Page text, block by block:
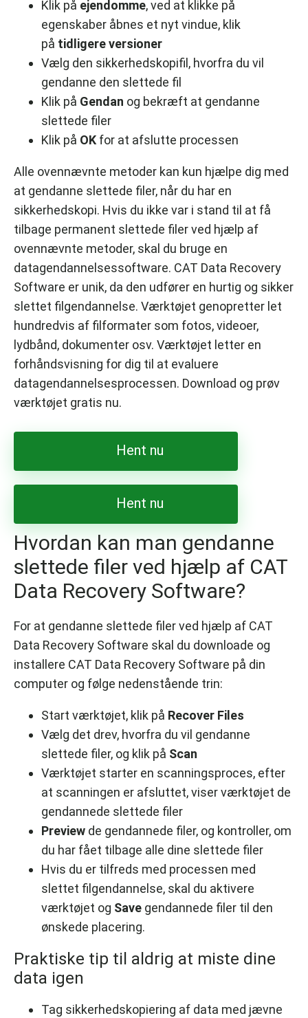
Klik på ejendomme, ved at klikke på
egenskaber åbnes et nyt vindue, klik
på tidligere versioner
Vælg den sikkerhedskopifil, hvorfra du vil
gendanne den slettede fil
Klik på Gendan og bekræft at gendanne
slettede filer
Klik på OK for at afslutte processen
Alle ovennævnte metoder kan kun hjælpe dig med
at gendanne slettede filer, når du har en
sikkerhedskopi. Hvis du ikke var i stand til at få
tilbage permanent slettede filer ved hjælp af
ovennævnte metoder, skal du bruge en
datagendannelsessoftware. CAT Data Recovery
Software er unik, da den udfører en hurtig og sikker
slettet filgendannelse. Værktøjet genopretter let
hundredvis af filformater som fotos, videoer,
lydbånd, dokumenter osv. Værktøjet letter en
forhåndsvisning for dig til at evaluere
datagendannelsesprocessen. Download og prøv
værktøjet gratis nu.
Hent nu
Hent nu
Hvordan kan man gendanne
slettede filer ved hjælp af CAT
Data Recovery Software?
For at gendanne slettede filer ved hjælp af CAT
Data Recovery Software skal du downloade og
installere CAT Data Recovery Software på din
computer og følge nedenstående trin:
Start værktøjet, klik på Recover Files
Vælg det drev, hvorfra du vil gendanne
slettede filer, og klik på Scan
Værktøjet starter en scanningsproces, efter
at scanningen er afsluttet, viser værktøjet de
gendannede slettede filer
Preview de gendannede filer, og kontroller, om
du har fået tilbage alle dine slettede filer
Hvis du er tilfreds med processen med
slettet filgendannelse, skal du aktivere
værktøjet og Save gendannede filer til den
ønskede placering.
Praktiske tip til aldrig at miste dine
data igen
Tag sikkerhedskopiering af data med jævne